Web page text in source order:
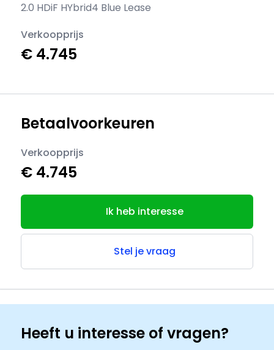
2.0 HDiF HYbrid4 Blue Lease
Verkoopprijs
€ 4.745
Betaalvoorkeuren
Verkoopprijs
€ 4.745
Ik heb interesse
Stel je vraag
Heeft u interesse of vragen?